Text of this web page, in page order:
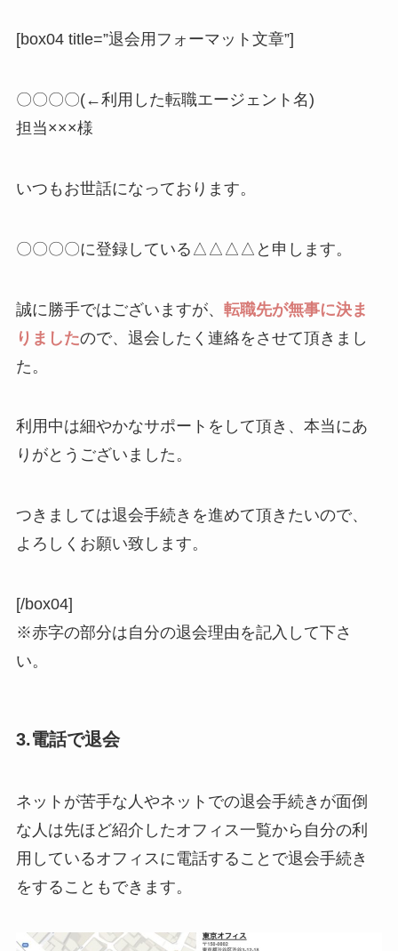
[box04 title=”退会用フォーマット文章”]
〇〇〇〇(←利用した転職エージェント名)
担当×××様
いつもお世話になっております。
〇〇〇〇に登録している△△△△と申します。
誠に勝手ではございますが、 転職先が無事に決ま
りましたので、退会したく連絡をさせて頂きまし
た。
利用中は細やかなサポートをして頂き、本当にあ
りがとうございました。
つきましては退会手続きを進めて頂きたいので、
よろしくお願い致します。
[/box04]
※赤字の部分は自分の退会理由を記入して下さ
い。
3.電話で退会
ネットが苦手な人やネットでの退会手続きが面倒
な人は先ほど紹介したオフィス一覧から自分の利
用しているオフィスに電話することで退会手続き
をすることもできます。